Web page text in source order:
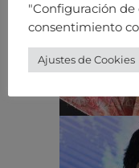
"Configuración de
consentimiento
Ajustes de Cookies